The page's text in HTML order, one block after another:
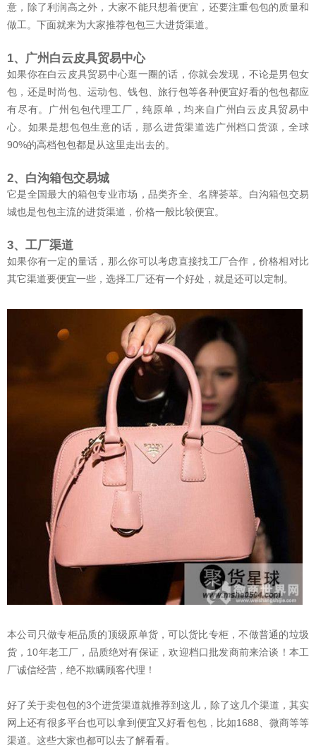
意，除了利润高之外，大家不能只想着便宜，还要注重包包的质量和
做工。下面就来为大家推荐包包三大进货渠道。
1、广州白云皮具贸易中心
如果你在白云皮具贸易中心逛一圈的话，你就会发现，不论是男包女
包，还是时尚包、运动包、钱包、旅行包等各种便宜好看的包包都应
有尽有。广州包包代理工厂，纯原单，均来自广州白云皮具贸易中
心。如果是想包包生意的话，那么进货渠道选广州档口货源，全球
90%的高档包包都是从这里走出去的。
2、白沟箱包交易城
它是全国最大的箱包专业市场，品类齐全、名牌荟萃。白沟箱包交易
城也是包包主流的进货渠道，价格一般比较便宜。
3、工厂渠道
如果你有一定的量话，那么你可以考虑直接找工厂合作，价格相对比
其它渠道要便宜一些，选择工厂还有一个好处，就是还可以定制。
本公司只做专柜品质的顶级原单货，可以货比专柜，不做普通的垃圾
货，10年老工厂，品质绝对有保证，欢迎档口批发商前来洽谈！本工
厂诚信经营，绝不欺瞒顾客代理！
好了关于卖包包的3个进货渠道就推荐到这儿，除了这几个渠道，其实
网上还有很多平台也可以拿到便宜又好看包包，比如1688、微商等等
渠道。这些大家也都可以去了解看看。